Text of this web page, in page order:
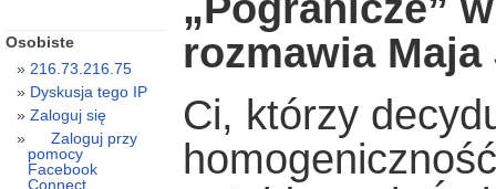
rozmawia
Ci, którzy
Osobiste
216.73.216.75
Dyskusja tego IP
Zaloguj się
Zaloguj przy
pomocy
Facebook
Connect